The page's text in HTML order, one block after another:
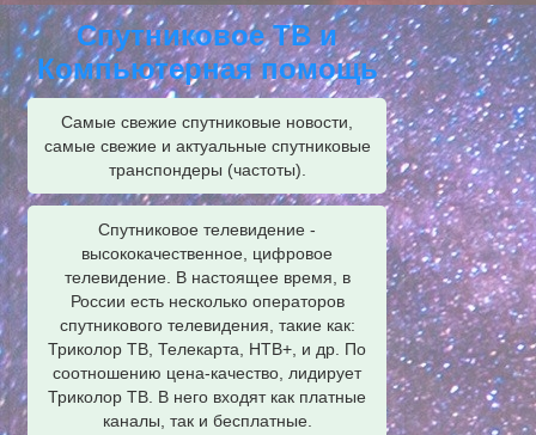
Спутниковое ТВ и
Компьютерная помощь
Самые свежие спутниковые новости,
самые свежие и актуальные спутниковые
транспондеры (частоты).
Спутниковое телевидение -
высококачественное, цифровое
телевидение. В настоящее время, в
России есть несколько операторов
спутникового телевидения, такие как:
Триколор ТВ, Телекарта, НТВ+, и др. По
соотношению цена-качество, лидирует
Триколор ТВ. В него входят как платные
каналы, так и бесплатные.